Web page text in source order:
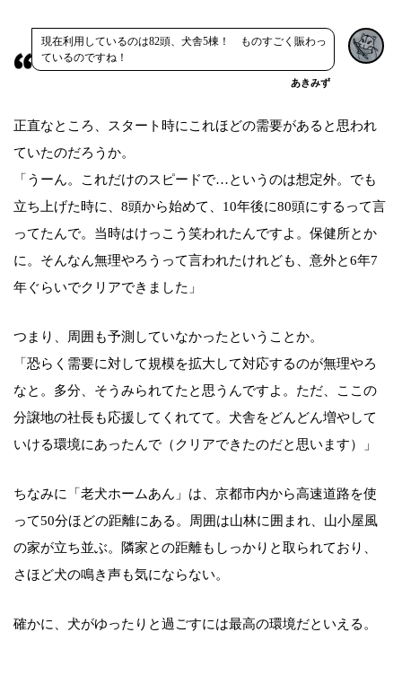
現在利用しているのは82頭、犬舎5棟！ ものすごく賑わっ
ているのですね！
あきみず
正直なところ、スタート時にこれほどの需要があると思われ
ていたのだろうか。
「うーん。これだけのスピードで…というのは想定外。でも
立ち上げた時に、8頭から始めて、10年後に80頭にするって言
ってたんで。当時はけっこう笑われたんですよ。保健所とか
に。そんなん無理やろうって言われたけれども、意外と6年7
年ぐらいでクリアできました」
つまり、周囲も予測していなかったということか。
「恐らく需要に対して規模を拡大して対応するのが無理やろ
なと。多分、そうみられてたと思うんですよ。ただ、ここの
分譲地の社長も応援してくれてて。犬舎をどんどん増やして
いける環境にあったんで（クリアできたのだと思います）」
ちなみに「老犬ホームあん」は、京都市内から高速道路を使
って50分ほどの距離にある。周囲は山林に囲まれ、山小屋風
の家が立ち並ぶ。隣家との距離もしっかりと取られており、
さほど犬の鳴き声も気にならない。
確かに、犬がゆったりと過ごすには最高の環境だといえる。